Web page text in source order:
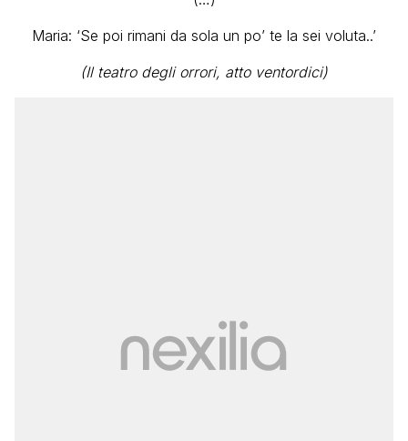
Maria: ‘Se poi rimani da sola un po’ te la sei voluta..’
(Il teatro degli orrori, atto ventordici)